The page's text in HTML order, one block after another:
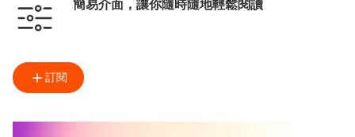
簡易介面，讓你隨時隨地輕鬆閱讀
訂閱